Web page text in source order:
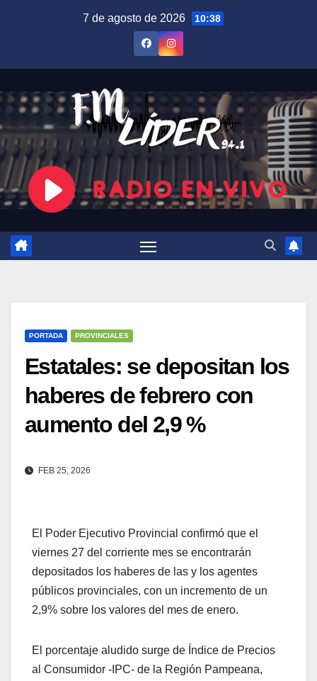
7 de agosto de 2026 10:38
PORTADA PROVINCIALES
Estatales: se depositan los
haberes de febrero con
aumento del 2,9 %
FEB 25, 2026
El Poder Ejecutivo Provincial confirmó que el
viernes 27 del corriente mes se encontrarán
depositados los haberes de las y los agentes
públicos provinciales, con un incremento de un
2,9% sobre los valores del mes de enero.
El porcentaje aludido surge de Índice de Precios
al Consumidor -IPC- de la Región Pampeana,